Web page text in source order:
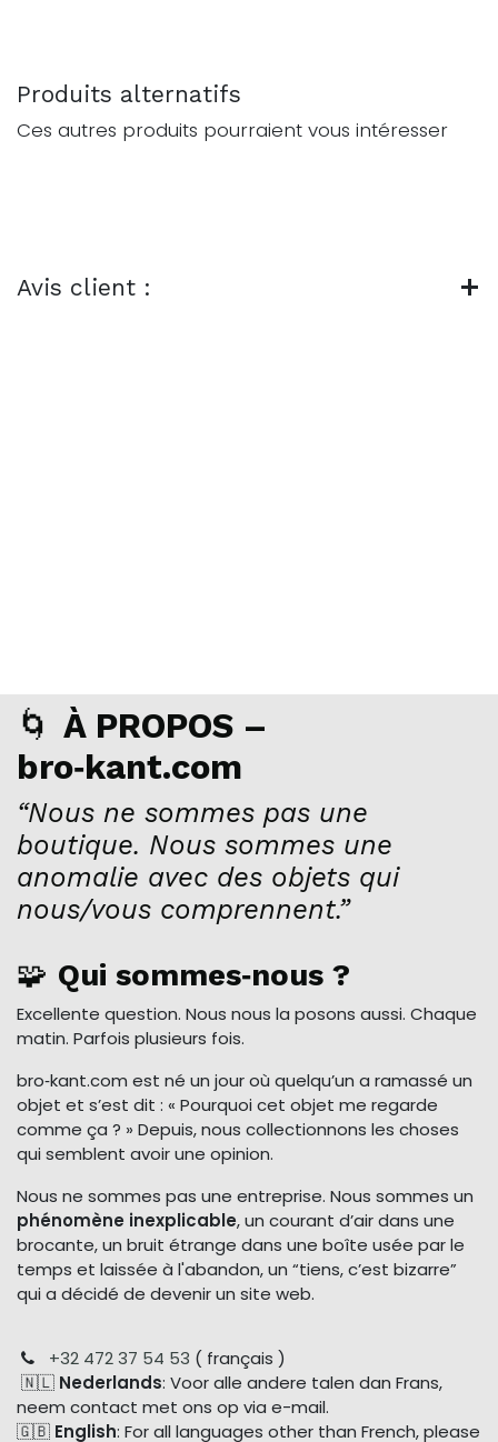
Produits alternatifs
Ces autres produits pourraient vous intéresser
Avis client :
🌀 À PROPOS –
bro‑kant.com
“Nous ne sommes pas une
boutique. Nous sommes une
anomalie avec des objets qui
nous/vous comprennent.”
🧩 Qui sommes‑nous ?
Excellente question. Nous nous la posons aussi. Chaque
matin. Parfois plusieurs fois.
bro‑kant.com est né un jour où quelqu’un a ramassé un
objet et s’est dit : « Pourquoi cet objet me regarde
comme ça ? » Depuis, nous collectionnons les choses
qui semblent avoir une opinion.
Nous ne sommes pas une entreprise. Nous sommes un
phénomène inexplicable, un courant d’air dans une
brocante, un bruit étrange dans une boîte usée par le
temps et laissée à l'abandon, un “tiens, c’est bizarre”
qui a décidé de devenir un site web.
+32 472 37 54 53 ( français )
🇳🇱 Nederlands: Voor alle andere talen dan Frans,
neem contact met ons op via e-mail.
🇬🇧 English: For all languages other than French, please